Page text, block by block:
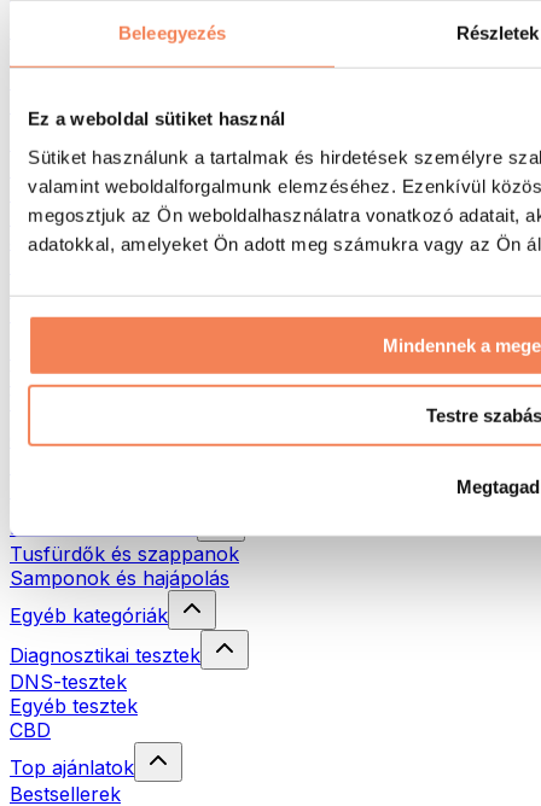
Beleegyezés Részletek
Ez a weboldal sütiket használ
Sütiket használunk a tartalmak és hirdetések személyre
valamint weboldalforgalmunk elemzéséhez. Ezenkívül
megosztjuk az Ön weboldalhasználatra vonatkozó adatait,
adatokkal, amelyeket Ön adott meg számukra vagy az Ön
Mindennek a
Testre szabás
Megtagad
Táskák & hátizsákok
Hátizsákok
Futás
Küzdősportok
Kerékpározás
Jóga és pilates
Úszás
Túrázás
Vörösfény-terápia
Öko háztartás
Natúrkozmetikumok
Tusfürdők és szappanok
Samponok és hajápolás
Egyéb kategóriák
Diagnosztikai tesztek
DNS-tesztek
Egyéb tesztek
CBD
Top ajánlatok
Bestsellerek